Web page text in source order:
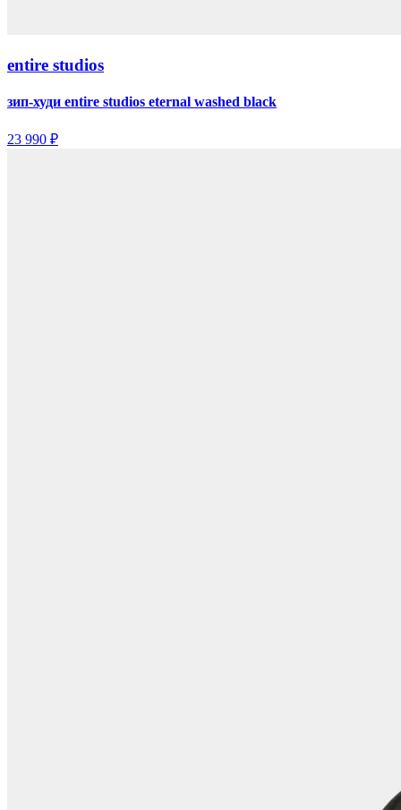
entire studios
зип-худи entire studios eternal washed black
23 990 ₽